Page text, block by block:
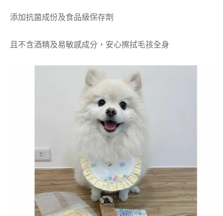
添加抗菌成份及食品級保存劑
且不含酒精及易敏感成分，安心擦拭毛孩全身